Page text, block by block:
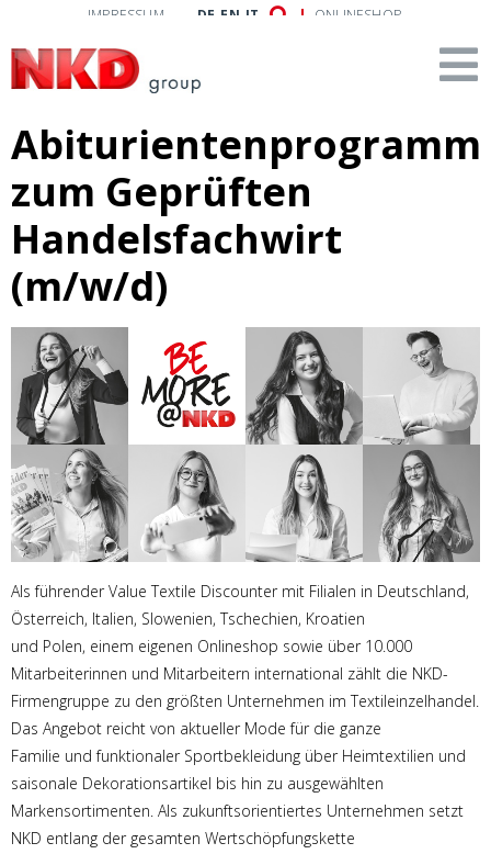
IMPRESSUM DE EN IT ONLINESHOP
Abiturientenprogramm
zum Geprüften
Handelsfachwirt
(m/w/d)
Als führender Value Textile Discounter mit Filialen in Deutschland,
Österreich, Italien, Slowenien, Tschechien, Kroatien
und Polen, einem eigenen Onlineshop sowie über 10.000
Mitarbeiterinnen und Mitarbeitern international zählt die NKD-
Firmengruppe zu den größten Unternehmen im Textileinzelhandel.
Das Angebot reicht von aktueller Mode für die ganze
Familie und funktionaler Sportbekleidung über Heimtextilien und
saisonale Dekorationsartikel bis hin zu ausgewählten
Markensortimenten. Als zukunftsorientiertes Unternehmen setzt
NKD entlang der gesamten Wertschöpfungskette